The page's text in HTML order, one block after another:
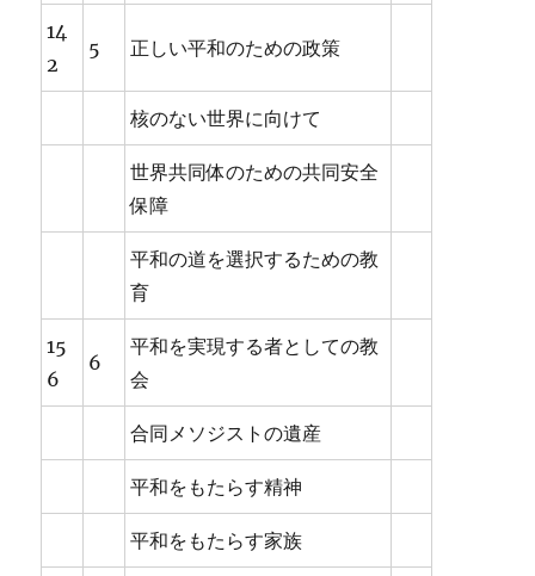
14
2
5 正しい平和のための政策
核のない世界に向けて
世界共同体のための共同安全
保障
平和の道を選択するための教
育
15
6
6
平和を実現する者としての教
会
合同メソジストの遺産
平和をもたらす精神
平和をもたらす家族